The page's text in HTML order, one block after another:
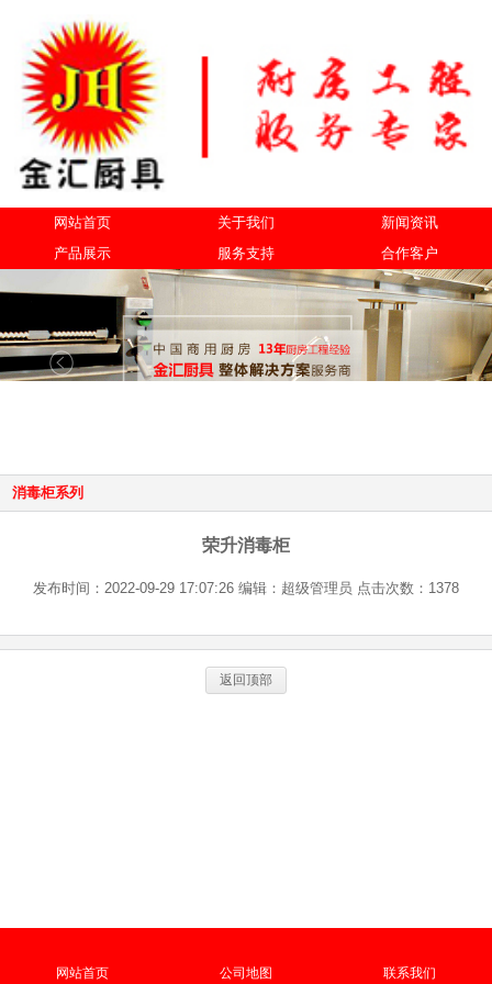
网站首页 关于我们
新闻资讯
产品展示
服务支持 合作客户
消毒柜系列
荣升消毒柜
发布时间：2022-09-29 17:07:26 编辑：超级管理员 点击次数：1378
返回顶部
网站首页 公司地图 联系我们